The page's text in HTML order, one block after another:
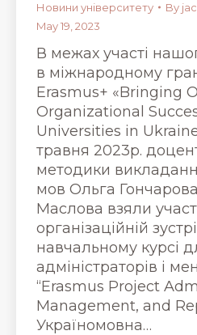
Новини університету By
May 19, 2023
В межах участі
в міжнародному
Erasmus+ «Bringing
Organizational
Universities in
травня 2023р.
методики
мов Ольга
Маслова взяли
організаційній
навчальному курсі
адміністраторів і
“Erasmus Project
Management, and
Україномовна…